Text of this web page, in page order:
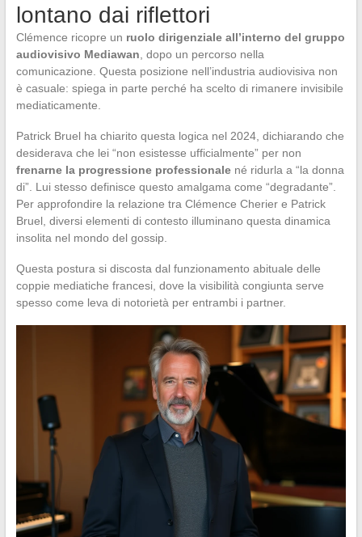
lontano dai riflettori
Clémence ricopre un ruolo dirigenziale all’interno del gruppo
audiovisivo Mediawan , dopo un percorso nella
comunicazione. Questa posizione nell’industria audiovisiva non
è casuale: spiega in parte perché ha scelto di rimanere invisibile
mediaticamente.
Patrick Bruel ha chiarito questa logica nel 2024, dichiarando che
desiderava che lei “non esistesse ufficialmente” per non
frenarne la progressione professionalené ridurla a “la donna
di”. Lui stesso definisce questo amalgama come “degradante”.
Per approfondire la relazione tra Clémence Cherier e Patrick
Bruel, diversi elementi di contesto illuminano questa dinamica
insolita nel mondo del gossip.
Questa postura si discosta dal funzionamento abituale delle
coppie mediatiche francesi, dove la visibilità congiunta serve
spesso come leva di notorietà per entrambi i partner.